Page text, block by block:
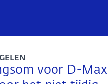
voor D-Max